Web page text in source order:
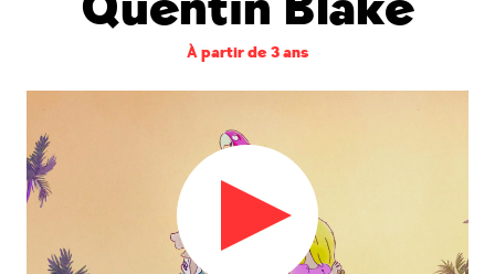
À partir de 3 ans